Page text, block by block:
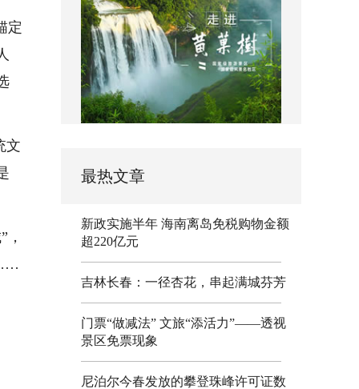
定
文
最热文章
新政实施半年 海南离岛免税购物金额
超220亿元
吉林长春：一径杏花，串起满城芬芳
门票“做减法” 文旅“添活力”——透视
景区免票现象
尼泊尔今春发放的攀登珠峰许可证数